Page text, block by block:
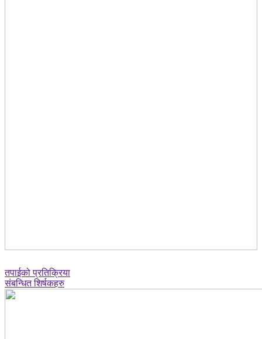
तपाईको प्रतिक्रिया
संबन्धित शिर्षकहरु